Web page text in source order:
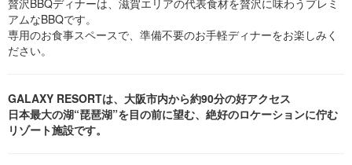
贅沢BBQディナーは、滋賀エリアの代表食材を贅沢に味わうプレミ
アムなBBQです。
専用のお食事スペースで、準備不要のお手軽ディナーをお楽しみく
ださい。
GALAXY RESORTは、大阪市内から約90分の好アクセス
日本最大の湖“琵琶湖”を目の前に望む、絶好のロケーションに佇む
リゾート施設です。